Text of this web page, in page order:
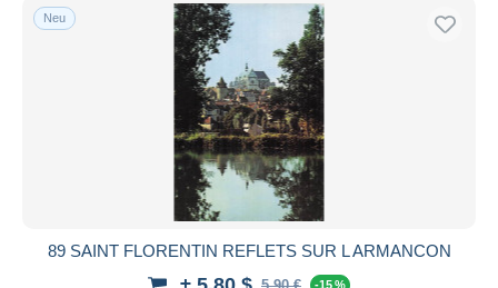
Neu
89 SAINT FLORENTIN REFLETS SUR L ARMANCON
-15 %